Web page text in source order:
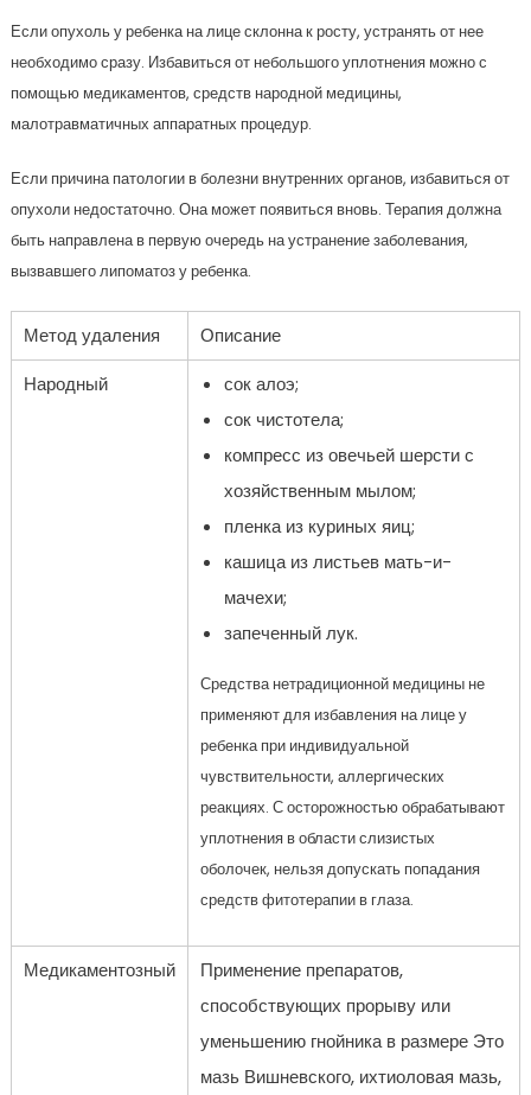
Если опухоль у ребенка на лице склонна к росту, устранять от нее
необходимо сразу. Избавиться от небольшого уплотнения можно с
помощью медикаментов, средств народной медицины,
малотравматичных аппаратных процедур.
Если причина патологии в болезни внутренних органов, избавиться от
опухоли недостаточно. Она может появиться вновь. Терапия должна
быть направлена в первую очередь на устранение заболевания,
вызвавшего липоматоз у ребенка.
Метод удаления
Описание
Народный
сок алоэ;
сок чистотела;
компресс из овечьей шерсти с
хозяйственным мылом;
пленка из куриных яиц;
кашица из листьев мать-и-
мачехи;
запеченный лук.
Средства нетрадиционной медицины не
применяют для избавления на лице у
ребенка при индивидуальной
чувствительности, аллергических
реакциях. С осторожностью обрабатывают
уплотнения в области слизистых
оболочек, нельзя допускать попадания
средств фитотерапии в глаза.
Медикаментозный
Применение препаратов,
способствующих прорыву или
уменьшению гнойника в размере Это
мазь Вишневского, ихтиоловая мазь,